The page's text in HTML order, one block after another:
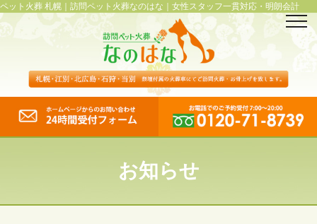
ペット火葬 札幌｜訪問ペット火葬なのはな｜女性スタッフ一貫対応・明朗会計
お知らせ